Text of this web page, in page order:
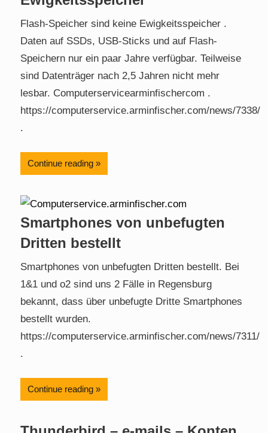
Flash-Speicher sind keine Ewigkeitsspeicher .
Daten auf SSDs, USB-Sticks und auf Flash-
Speichern nur ein paar Jahre verfügbar. Teilweise
sind Datenträger nach 2,5 Jahren nicht mehr
lesbar. Computerservicearminfischercom .
https://computerservice.arminfischer.com/news/7338/
.
Continue reading
Smartphones von unbefugten
Dritten bestellt
Smartphones von unbefugten Dritten bestellt. Bei
1&1 und o2 sind uns 2 Fälle in Regensburg
bekannt, dass über unbefugte Dritte Smartphones
bestellt wurden.
https://computerservice.arminfischer.com/news/7311/
.
Continue reading